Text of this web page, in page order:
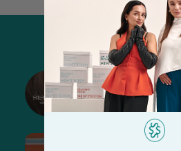
@sisters_stelmakh
Підписатися